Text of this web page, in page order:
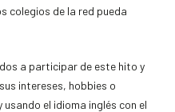
colegios de la red pueda
a participar de este hito y
intereses, hobbies o
el idioma inglés con el